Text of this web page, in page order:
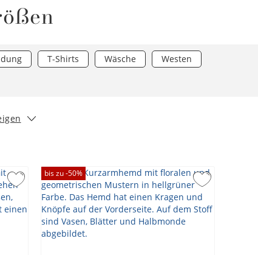
T-Shirts Wäsche
Westen
bis zu -50%